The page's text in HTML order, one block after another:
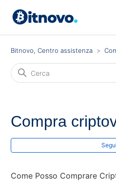
Bitnovo, Centro assistenza
Compra
Segui
Come Posso Comprare